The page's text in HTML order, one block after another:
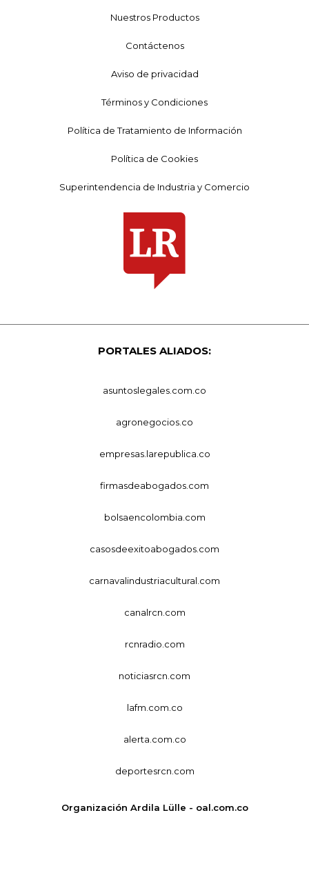
Nuestros Productos
Contáctenos
Aviso de privacidad
Términos y Condiciones
Política de Tratamiento de Información
Política de Cookies
Superintendencia de Industria y Comercio
PORTALES ALIADOS:
asuntoslegales.com.co
agronegocios.co
empresas.larepublica.co
firmasdeabogados.com
bolsaencolombia.com
casosdeexitoabogados.com
carnavalindustriacultural.com
canalrcn.com
rcnradio.com
noticiasrcn.com
lafm.com.co
alerta.com.co
deportesrcn.com
Organización Ardila Lülle - oal.com.co